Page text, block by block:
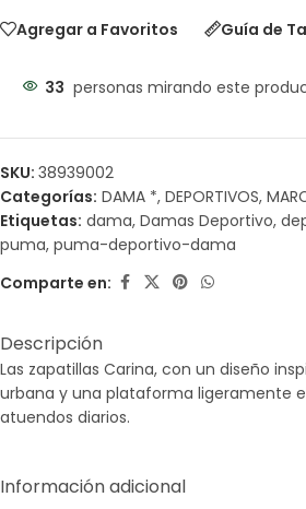
Agregar a Favoritos Guía de
33 personas mirando este
SKU: 38939002
Categorías: DAMA *, DEPORTIVOS,
Etiquetas: dama, Damas Deportivo,
puma, puma-deportivo-dama
Comparte en:
Descripción
Las zapatillas Carina, con un diseño
urbana y una plataforma ligeramente
atuendos diarios.
Información adicional